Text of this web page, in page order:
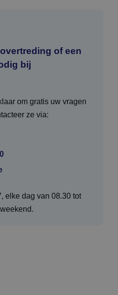
of een
bij
om gratis uw vragen
ze via:
elke dag van 08.30 tot